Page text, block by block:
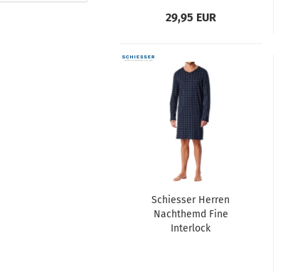
29,95 EUR
Schiesser Herren
Nachthemd Fine
Interlock